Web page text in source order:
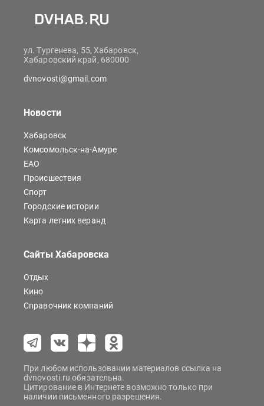
ул. Тургенева, 55, Хабаровск,
Хабаровский край, 680000
dvnovosti@gmail.com
Новости
Хабаровск
Комсомольск-на-Амуре
ЕАО
Происшествия
Спорт
Городские истории
Карта летних веранд
Сайты Хабаровска
Отдых
Кино
Справочник компаний
При любом использовании материалов ссылка на
dvnovosti.ru обязательна.
Цитирование в Интернете возможно только при
наличии письменного разрешения.